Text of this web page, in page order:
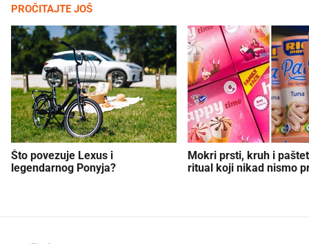
PROČITAJTE JOŠ
Što povezuje Lexus i
legendarnog Ponyja?
Mokri prsti, kruh i
ritual koji nikad nismo